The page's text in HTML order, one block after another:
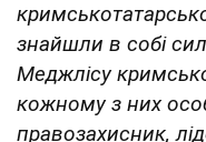
знайшли в собі
Меджлісу
кожному з них
правозахисник,